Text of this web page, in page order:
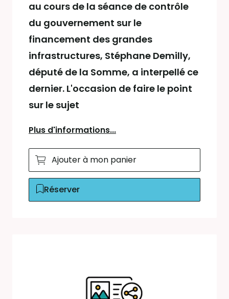
au cours de la séance de contrôle
du gouvernement sur le
financement des grandes
infrastructures, Stéphane Demilly,
député de la Somme, a interpellé ce
dernier. L'occasion de faire le point
sur le sujet
Plus d'informations...
Ajouter à mon panier
Réserver